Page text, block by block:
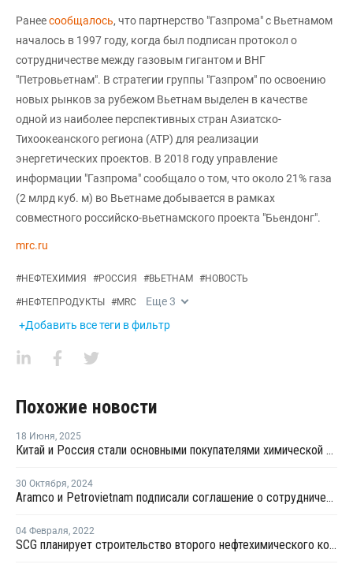
Ранеесообщалось, что партнерство "Газпрома" с Вьетнамом
началось в 1997 году, когда был подписан протокол о
сотрудничестве между газовым гигантом и ВНГ
"Петровьетнам". В стратегии группы "Газпром" по освоению
новых рынков за рубежом Вьетнам выделен в качестве
одной из наиболее перспективных стран Азиатско-
Тихоокеанского региона (АТР) для реализации
энергетических проектов. В 2018 году управление
информации "Газпрома" сообщало о том, что около 21% газа
(2 млрд куб. м) во Вьетнаме добывается в рамках
совместного российско-вьетнамского проекта "Бьендонг".
mrc.ru
#НЕФТЕХИМИЯ #РОССИЯ #ВЬЕТНАМ #НОВОСТЬ
#НЕФТЕПРОДУКТЫ #MRC Еще3
+Добавить все теги в фильтр
Похожие новости
18 Июня, 2025
Китай и Россия стали основными покупателями химической продукции из Казахстана
30 Октября, 2024
Aramco и Petrovietnam подписали соглашение о сотрудничестве
04 Февраля, 2022
SCG планирует строительство второго нефтехимического комплекса во Вьетнаме